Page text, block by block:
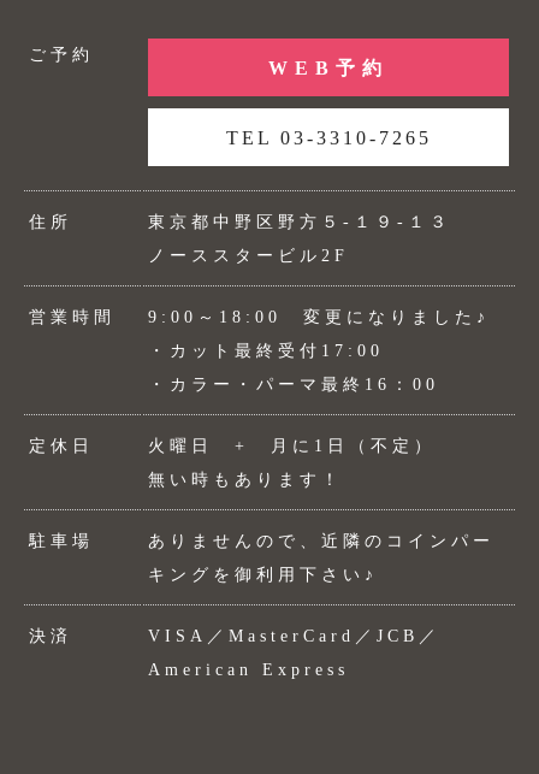
ご予約
WEB予約
TEL 03-3310-7265
住所
東京都中野区野方５-１９-１３
ノーススタービル2F
営業時間
9:00～18:00 変更になりました♪
・カット最終受付17:00
・カラー・パーマ最終16：00
定休日
火曜日 + 月に1日（不定）
無い時もあります！
駐車場
ありませんので、近隣のコインパー
キングを御利用下さい♪
決済
VISA／MasterCard／JCB／
American Express